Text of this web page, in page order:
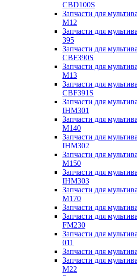
CBD100S
Запчасти для
M12
Запчасти для
395
Запчасти для
CBF390S
Запчасти для
M13
Запчасти для
CBF391S
Запчасти для
IHM301
Запчасти для
M140
Запчасти для
IHM302
Запчасти для
M150
Запчасти для
IHM303
Запчасти для
M170
Запчасти для
Запчасти для
FM230
Запчасти для
011
Запчасти для
Запчасти для
M22